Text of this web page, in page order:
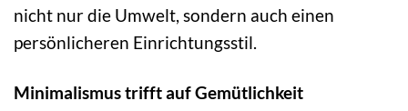
nicht nur die Umwelt, sondern auch einen
persönlicheren Einrichtungsstil.
Minimalismus trifft auf Gemütlichkeit